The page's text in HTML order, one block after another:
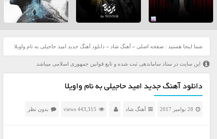
شما اینجا هستید : صفحه اصلی » آهنگ شاد » دانلود آهنگ جدید امید حاجیلی به نام واویلا
این سایت در ستاد ساماندهی ثبت شده و تابع قوانین جمهوری اسلامی میباشد
دانلود آهنگ جدید امید حاجیلی به نام واویلا
28 نوامبر 2017 آهنگ شاد 443,315 views بدون نظر